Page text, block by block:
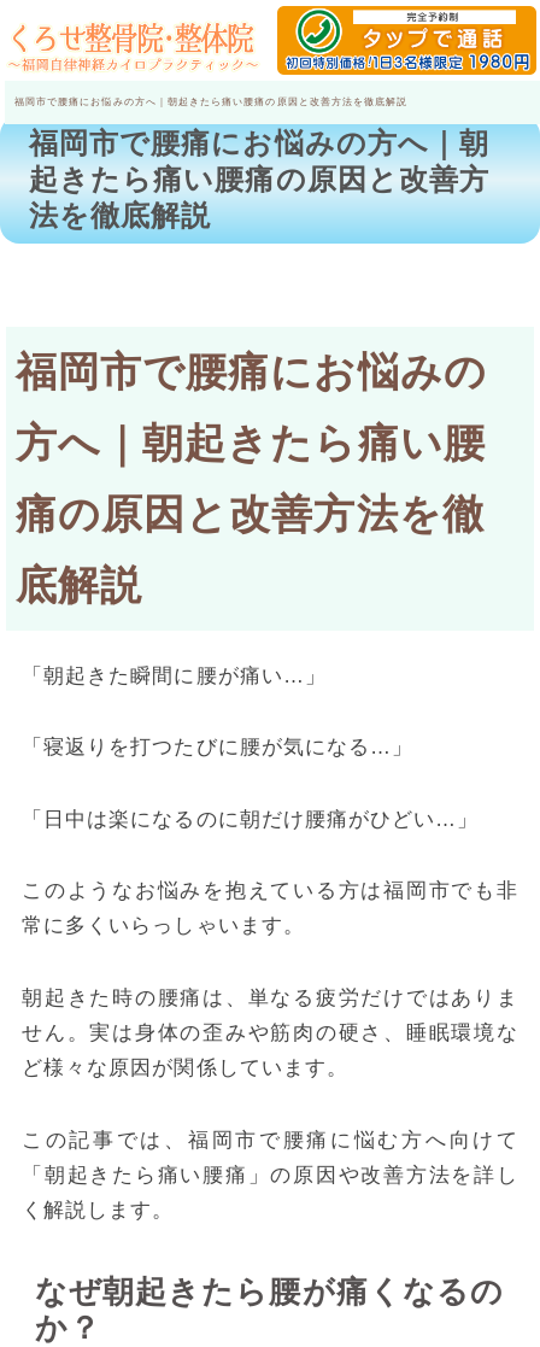
福岡市で腰痛にお悩みの方へ｜朝起きたら痛い腰痛の原因と改善方法を徹底解説
福岡市で腰痛にお悩みの方へ｜朝
起きたら痛い腰痛の原因と改善方
法を徹底解説
福岡市で腰痛にお悩みの
方へ｜朝起きたら痛い腰
痛の原因と改善方法を徹
底解説
「朝起きた瞬間に腰が痛い…」
「寝返りを打つたびに腰が気になる…」
「日中は楽になるのに朝だけ腰痛がひどい…」
このようなお悩みを抱えている方は福岡市でも非
常に多くいらっしゃいます。
朝起きた時の腰痛は、単なる疲労だけではありま
せん。実は身体の歪みや筋肉の硬さ、睡眠環境な
ど様々な原因が関係しています。
この記事では、福岡市で腰痛に悩む方へ向けて
「朝起きたら痛い腰痛」の原因や改善方法を詳し
く解説します。
なぜ朝起きたら腰が痛くなるの
か？